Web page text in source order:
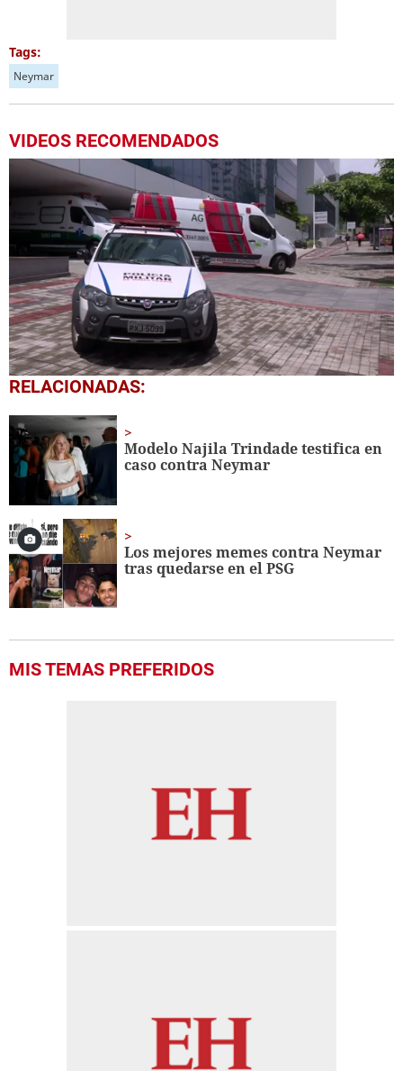
Tags:
Neymar
VIDEOS RECOMENDADOS
0
seconds
1
minute,
46
seconds
RELACIONADAS:
Modelo Najila Trindade testifica en
caso contra Neymar
Los mejores memes contra Neymar
tras quedarse en el PSG
MIS TEMAS PREFERIDOS